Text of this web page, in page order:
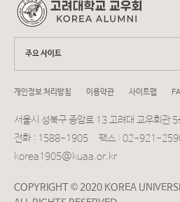
개인정보 처리방침 이용약관 사이트맵
주요 사이트
서울시 성북구 종암로 13 고려대 교우회관 5
전화 : 1588-1905 팩스 : 02-921-
korea1905@kuaa.or.kr
COPYRIGHT © 2020 KOREA